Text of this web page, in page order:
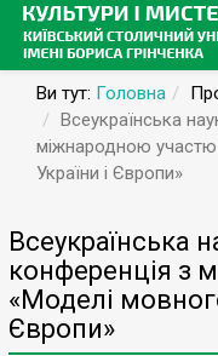
Ви тут: Головна
Всеукраїнська
міжнародною
України і Європи»
Всеукраїнська
конференція з
«Моделі
Європи»